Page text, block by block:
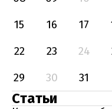
15
16 17
22
23 24
29
30 31
Статьи